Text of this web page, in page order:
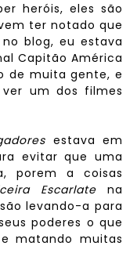
heróis, eles são
ter notado que
blog, eu estava
Capitão América
de muita gente, e
um dos filmes
estava em
evitar que uma
porem a coisas
Escarlatena
levando-a para
poderes o que
matando muitas